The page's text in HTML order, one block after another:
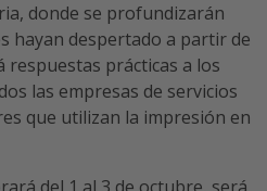
donde se profundizarán
hayan despertado a partir de
prácticas a los
las empresas de servicios
que utilizan la impresión en